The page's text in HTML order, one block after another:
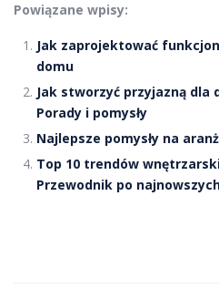
Powiązane wpisy:
Jak zaprojektować
domu
Jak stworzyć przyjazną
Porady i pomysły
Najlepsze pomysły na
Top 10 trendów
Przewodnik po